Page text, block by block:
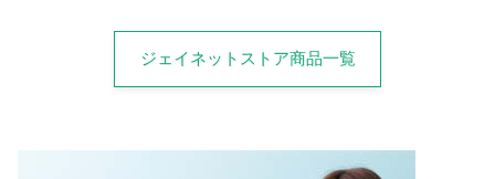
ジェイネットストア商品一覧